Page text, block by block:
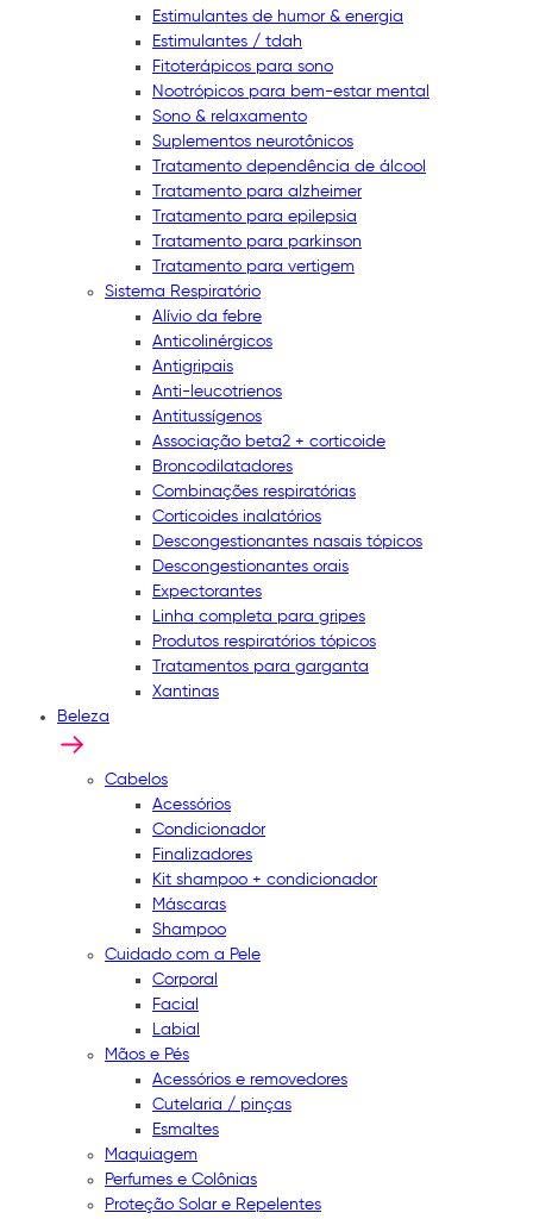
Estimulantes de humor & energia
Estimulantes / tdah
Fitoterápicos para sono
Nootrópicos para bem-estar mental
Sono & relaxamento
Suplementos neurotônicos
Tratamento dependência de álcool
Tratamento para alzheimer
Tratamento para epilepsia
Tratamento para parkinson
Tratamento para vertigem
Sistema Respiratório
Alívio da febre
Anticolinérgicos
Antigripais
Anti-leucotrienos
Antitussígenos
Associação beta2 + corticoide
Broncodilatadores
Combinações respiratórias
Corticoides inalatórios
Descongestionantes nasais tópicos
Descongestionantes orais
Expectorantes
Linha completa para gripes
Produtos respiratórios tópicos
Tratamentos para garganta
Xantinas
Beleza
Cabelos
Acessórios
Condicionador
Finalizadores
Kit shampoo + condicionador
Máscaras
Shampoo
Cuidado com a Pele
Corporal
Facial
Labial
Mãos e Pés
Acessórios e removedores
Cutelaria / pinças
Esmaltes
Maquiagem
Perfumes e Colônias
Proteção Solar e Repelentes